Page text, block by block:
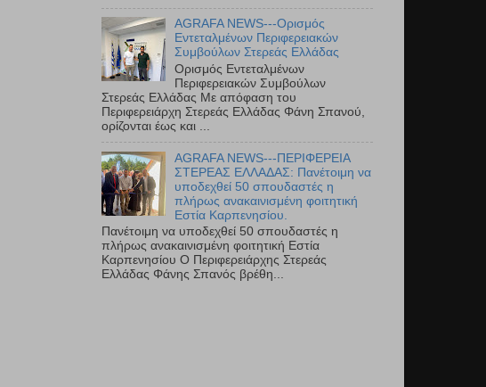
AGRAFA NEWS---Ορισμός
Εντεταλμένων Περιφερειακών
Συμβούλων Στερεάς Ελλάδας
Ορισμός Εντεταλμένων
Περιφερειακών Συμβούλων
Στερεάς Ελλάδας Με απόφαση του
Περιφερειάρχη Στερεάς Ελλάδας Φάνη Σπανού,
ορίζονται έως και ...
AGRAFA NEWS---ΠΕΡΙΦΕΡΕΙΑ
ΣΤΕΡΕΑΣ ΕΛΛΑΔΑΣ: Πανέτοιμη να
υποδεχθεί 50 σπουδαστές η
πλήρως ανακαινισμένη φοιτητική
Εστία Καρπενησίου.
Πανέτοιμη να υποδεχθεί 50 σπουδαστές η
πλήρως ανακαινισμένη φοιτητική Εστία
Καρπενησίου Ο Περιφερειάρχης Στερεάς
Ελλάδας Φάνης Σπανός βρέθη...